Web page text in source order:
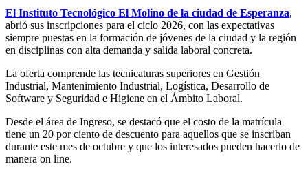
El Instituto Tecnológico El Molino de la ciudad de Esperanza,
abrió sus inscripciones para el ciclo 2026, con las expectativas
siempre puestas en la formación de jóvenes de la ciudad y la región
en disciplinas con alta demanda y salida laboral concreta.
La oferta comprende las tecnicaturas superiores en Gestión
Industrial, Mantenimiento Industrial, Logística, Desarrollo de
Software y Seguridad e Higiene en el Ámbito Laboral.
Desde el área de Ingreso, se destacó que el costo de la matrícula
tiene un 20 por ciento de descuento para aquellos que se inscriban
durante este mes de octubre y que los interesados pueden hacerlo de
manera on line.